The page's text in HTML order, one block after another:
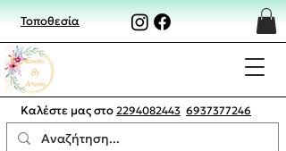
Τοποθεσία
Καλέστε μας στο 2294082443 6937377246